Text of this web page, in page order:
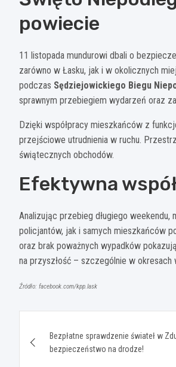
powiecie
11 listopada mundurowi dbali o
zarówno w Łasku, jak i w okolicznych
podczas Sędziejowickiego Biegu
sprawnym przebiegiem wydarzeń oraz
Dzięki współpracy mieszkańców z
przejściowe utrudnienia w ruchu.
świątecznych obchodów.
Efektywna
Analizując przebieg długiego
policjantów, jak i samych mieszkańców
oraz brak poważnych wypadków
na przyszłość – szczególnie w
Źródło: facebook.com/kpp.lask
wpisuBezpłatne sprawdzenie świateł w
bezpieczeństwo na drodze!